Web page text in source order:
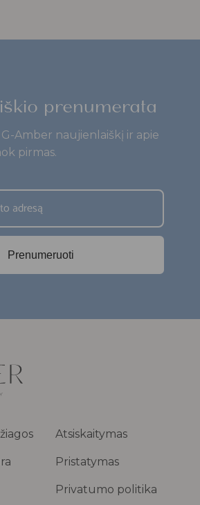
Atsiskaitymas
Pristatymas
Privatumo politika
prenumerata
Amber naujienlaiškį ir apie
pirmas.
Prenumeruoti